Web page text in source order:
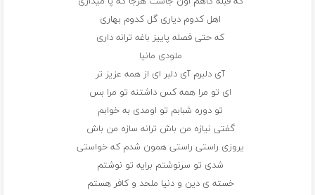
اهل کدوم دیاری گل کدوم بهاری
که حتی فصله پاییز باغه ترانه داری
ملودی مانیا
آی دلبرم آی دلبر ای از همه عزیز تر
ای تو مرا همه کس داشتنه تو مرا بس
تو دوره شبابم تو اومدی به خوابم
گفتی نیازه من باش ترانه سازه من باش
یروزی راستی راستی همون شدم که خواستی
شدی تو سرنوشتم برایه تو نوشتم
خسته ی دین و دنیا ملحد و کافر هستم